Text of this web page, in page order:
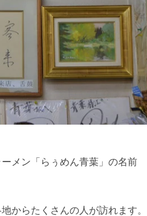
メン「らぅめん青葉」の名前
からたくさんの人が訪れます。